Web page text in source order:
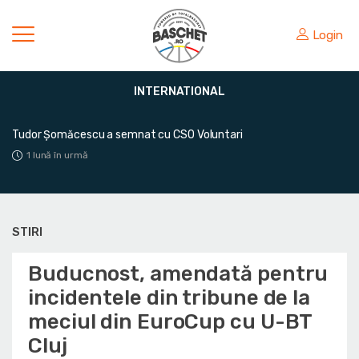
Login
INTERNATIONAL
Tudor Șomăcescu a semnat cu CSO Voluntari
1 lună în urmă
STIRI
Buducnost, amendată pentru
incidentele din tribune de la
meciul din EuroCup cu U-BT
Cluj